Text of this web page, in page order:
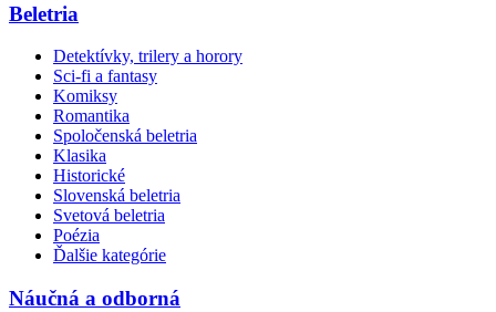
Beletria
Detektívky, trilery a horory
Sci-fi a fantasy
Komiksy
Romantika
Spoločenská beletria
Klasika
Historické
Slovenská beletria
Svetová beletria
Poézia
Ďalšie kategórie
Náučná a odborná